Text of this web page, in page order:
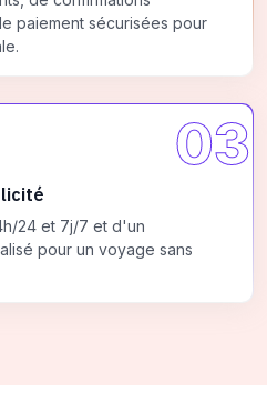
paiement sécurisées pour
03
24 et 7j/7 et d'un
pour un voyage sans